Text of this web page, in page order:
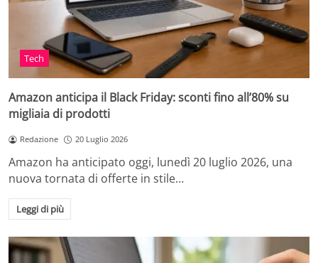
Tech
Amazon anticipa il Black Friday: sconti fino all’80% su
migliaia di prodotti
Redazione 20 Luglio 2026
Amazon ha anticipato oggi, lunedì 20 luglio 2026, una
nuova tornata di offerte in stile…
Leggi di più